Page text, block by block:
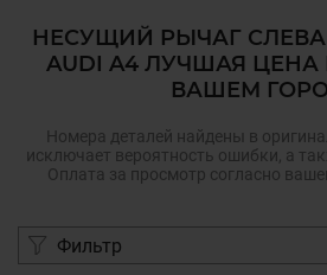
НЕСУЩИЙ РЫЧАГ
AUDI A4 ЛУЧШАЯ
ВАШЕМ
Номера деталей найдены в
исключает вероятность ошибки, а
Оплата за просмотр согласно
Фильтр